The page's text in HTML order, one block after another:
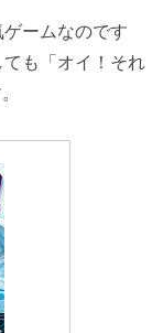
ームなのです
も「オイ！それ